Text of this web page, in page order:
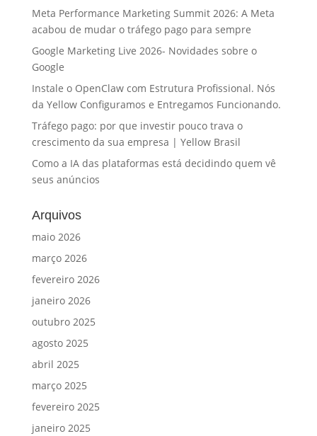
Meta Performance Marketing Summit 2026: A Meta
acabou de mudar o tráfego pago para sempre
Google Marketing Live 2026- Novidades sobre o
Google
Instale o OpenClaw com Estrutura Profissional. Nós
da Yellow Configuramos e Entregamos Funcionando.
Tráfego pago: por que investir pouco trava o
crescimento da sua empresa | Yellow Brasil
Como a IA das plataformas está decidindo quem vê
seus anúncios
Arquivos
maio 2026
março 2026
fevereiro 2026
janeiro 2026
outubro 2025
agosto 2025
abril 2025
março 2025
fevereiro 2025
janeiro 2025